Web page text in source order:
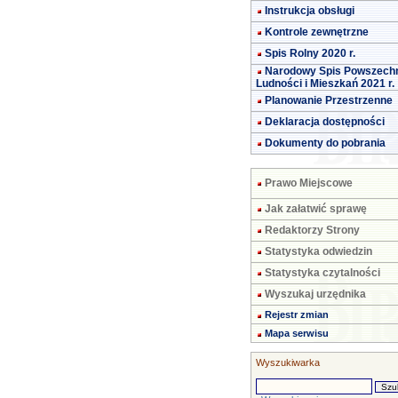
Instrukcja obsługi
Kontrole zewnętrzne
Spis Rolny 2020 r.
Narodowy Spis
Ludności i Mieszkań 2021 r.
Planowanie Przestrzenne
Deklaracja dostępności
Dokumenty do pobrania
Prawo Miejscowe
Jak załatwić sprawę
Redaktorzy Strony
Statystyka odwiedzin
Statystyka czytalności
Wyszukaj urzędnika
Rejestr zmian
Mapa serwisu
Wyszukiwarka